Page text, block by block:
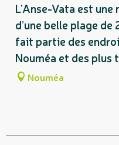
L’Anse-Vata est
d’une belle plage
fait partie des
Nouméa et des plus
Nouméa